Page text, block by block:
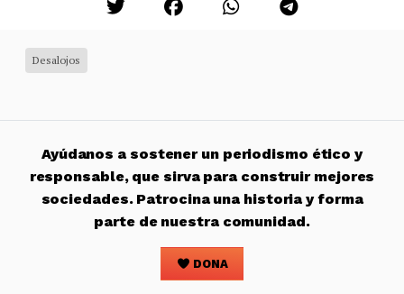
Desalojos
Ayúdanos a sostener un periodismo ético y
responsable, que sirva para construir mejores
sociedades. Patrocina una historia y forma
parte de nuestra comunidad.
DONA